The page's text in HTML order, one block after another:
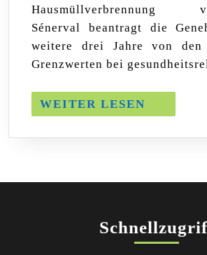
der
Hausmüllverbrennung
Sénerval beantragt die
weitere drei Jahre von den
Grenzwerten bei
WEITER LESEN